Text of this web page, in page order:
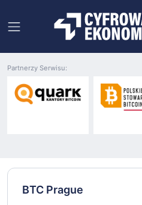
Partnerzy Serwisu:
BTC Prague